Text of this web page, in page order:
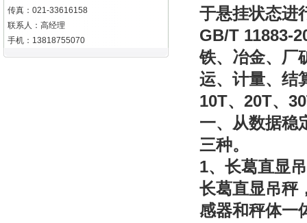
传真：021-33616158
联系人：高经理
手机：13818755070
于悬挂状态进
GB/T 11883-
铁、冶金、厂
运、计量、结
10T、 20T、
一、从数据稳
三种。
1、长葛直显
长葛直显吊秤
感器和秤体一